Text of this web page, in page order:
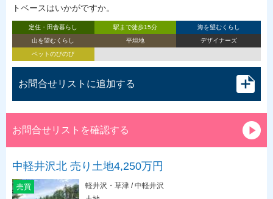
トベースはいかがですか。
定住・田舎暮らし 駅まで徒歩15分
海を望むくらし
山を望むくらし
平坦地
デザイナーズ
ペットのびのび
お問合せリストに追加する
お問合せリストを確認する
中軽井沢北 売り土地4,250万円
売買
軽井沢・草津 / 中軽井沢